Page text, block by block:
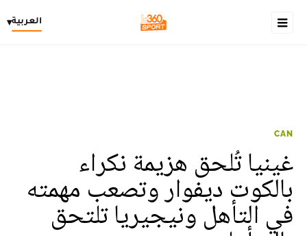
العربية▾
CAN
غينيا تُلحق هزيمة نكراء
بالكوت ديفوار وتصعب مهمته
في التأهل ونيجيريا تلتحق